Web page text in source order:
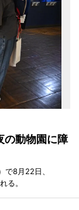
動物園に障
8月22日、
る。